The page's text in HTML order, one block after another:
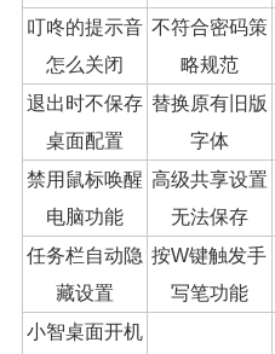
叮咚的提示音
怎么关闭
不符合密码策
略规范
退出时不保存
桌面配置
替换原有旧版
字体
禁用鼠标唤醒
电脑功能
高级共享设置
无法保存
任务栏自动隐
藏设置
按W键触发手
写笔功能
小智桌面开机